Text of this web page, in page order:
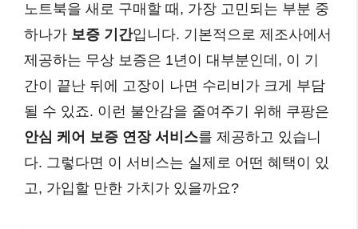
노트북을 새로 구매할 때, 가장 고민되는 부분 중
하나가 보증 기간입니다. 기본적으로 제조사에서
제공하는 무상 보증은 1년이 대부분인데, 이 기
간이 끝난 뒤에 고장이 나면 수리비가 크게 부담
될 수 있죠. 이런 불안감을 줄여주기 위해 쿠팡은
안심 케어 보증 연장 서비스를 제공하고 있습니
다. 그렇다면 이 서비스는 실제로 어떤 혜택이 있
고, 가입할 만한 가치가 있을까요?